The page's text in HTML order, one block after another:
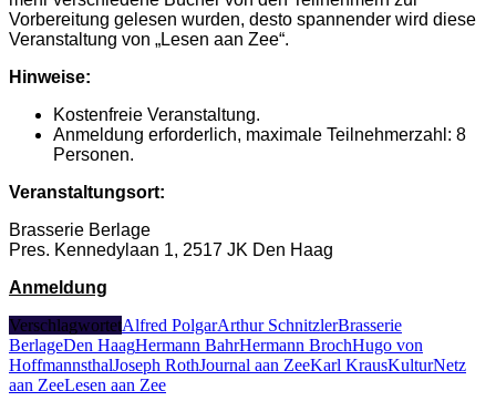
Vorbereitung gelesen wurden, desto spannender wird diese
Veranstaltung von „Lesen aan Zee“.
Hinweise:
Kostenfreie Veranstaltung.
Anmeldung erforderlich, maximale Teilnehmerzahl: 8
Personen.
Veranstaltungsort:
Brasserie Berlage
Pres. Kennedylaan 1, 2517 JK Den Haag
Anmeldung
VerschlagwortetAlfred PolgarArthur SchnitzlerBrasserie
BerlageDen HaagHermann BahrHermann BrochHugo von
HoffmannsthalJoseph RothJournal aan ZeeKarl KrausKulturNetz
aan ZeeLesen aan Zee